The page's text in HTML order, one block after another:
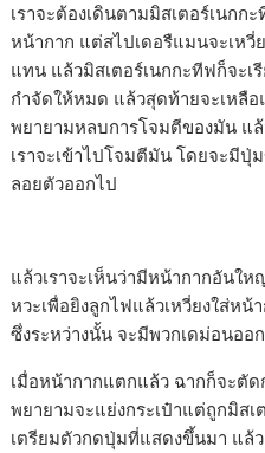
เราจะต้องเดินตามมิสเตอร์เนกก
หน้ากาก แต่สไปเดอรืแมนจะเหวี่
แทน แล้วมิสเตอร์เนกกะทีฟก็จะเ
กำจัดให้หมด แล้วสุดท้ายจะเหลือ
พยายามหลบการโจมตีของมัน แ
เราจะเข้าไปโจมตีมัน โดยจะมีปุ่
ลอยตัวออกไป
แล้วเราจะเห็นว่ามีหน้ากากอันใ
หวะเพื่อยิงลูกไฟแล้วเหวี่ยงใส่ห
ซึ่งระหว่างนั้น จะมีพวกเดม่อนออ
เมื่อหน้ากากแตกแล้ว ฉากก็จะตั
พยายามจะแย่งกระเป๋าแต่ถูกมิสเ
เตรียมตัวกดปุ่มที่แสดงขึ้นมา แล้